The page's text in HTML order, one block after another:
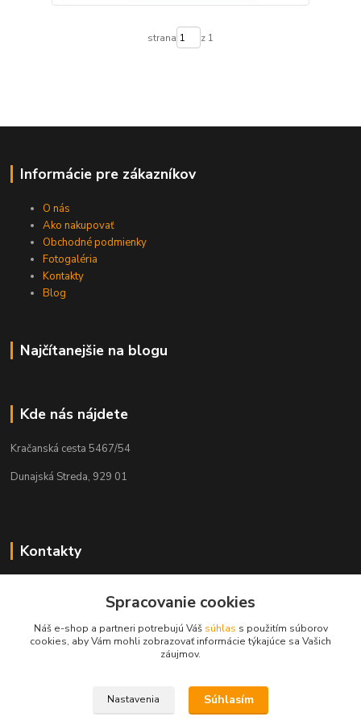
strana z 1
Informácie pre zákazníkov
O nás
Ako nakupovať
Obchodné podmienky
Fotogaléria
Kontakty
Blog
Najčítanejšie na blogu
Kde nás nájdete
Kračanská cesta 5467/54
Dunajská Streda, 929 01
Kontakty
+421 908 775 701
info@kantorstav.sk
Spracovanie cookies
Náš e-shop a partneri potrebujú Váš súhlas s použitím súborov
cookies, aby Vám mohli zobrazovať informácie týkajúce sa Vašich
záujmov.
Nastavenia Súhlasím